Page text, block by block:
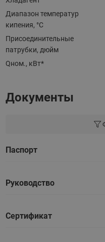
Диапазон температур
кипения, °C
Присоединительные
патрубки, дюйм
Qном., кВт*
Документы
Паспорт
Руководство
Сертификат